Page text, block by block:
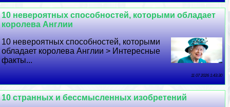
10 невероятных способностей, которыми обладает
королева Англии
10 невероятных способностей, которыми
обладает королева Англии > Интересные
факты...
11 07 2026 1:43:30
10 странных и бессмысленных изобретений